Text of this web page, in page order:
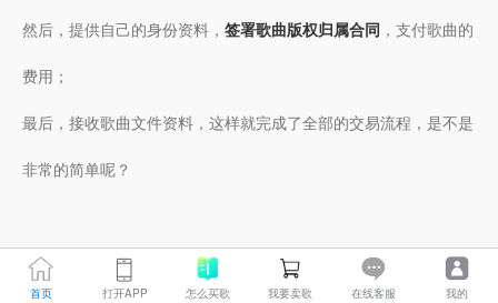
然后，提供自己的身份资料， 签署歌曲版权归属合同 ，支付歌曲的
费用；
最后，接收歌曲文件资料，这样就完成了全部的交易流程，是不是
非常的简单呢？
首页 打开APP 怎么买歌 我要卖歌 在线客服 我的